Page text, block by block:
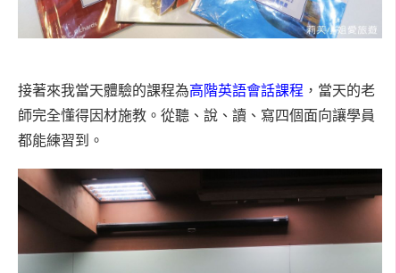
接著來我當天體驗的課程為高階英語會話課程 ，當天的老
師完全懂得因材施教。從聽、說、讀、寫四個面向讓學員
都能練習到。